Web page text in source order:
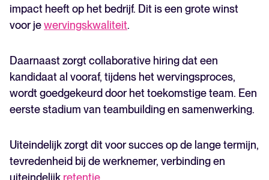
impact heeft op het bedrijf. Dit is een grote winst
voor jewervingskwaliteit.
Daarnaast zorgt collaborative hiring dat een
kandidaat al vooraf, tijdens het wervingsproces,
wordt goedgekeurd door het toekomstige team. Een
eerste stadium van teambuilding en samenwerking.
Uiteindelijk zorgt dit voor succes op de lange termijn,
tevredenheid bij de werknemer, verbinding en
uiteindelijk retentie